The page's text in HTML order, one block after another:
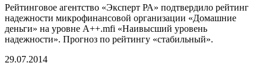
Рейтинговое агентство «Эксперт РА» подтвердило рейтинг
надежности микрофинансовой организации «Домашние
деньги» на уровне А++.mfi «Наивысший уровень
надежности». Прогноз по рейтингу «стабильный».
29.07.2014